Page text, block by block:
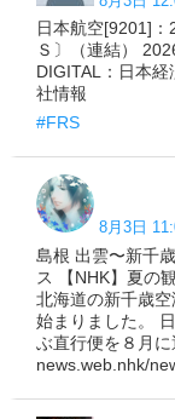
日本航空[9201]：
Ｓ〕（連結）
DIGITAL：日本
社情報
#FRS
8月3日
島根 出雲〜新千
ス 【NHK】夏の
北海道の新千歳
始まりました。
ぶ直行便を８月に
news.web.nhk/